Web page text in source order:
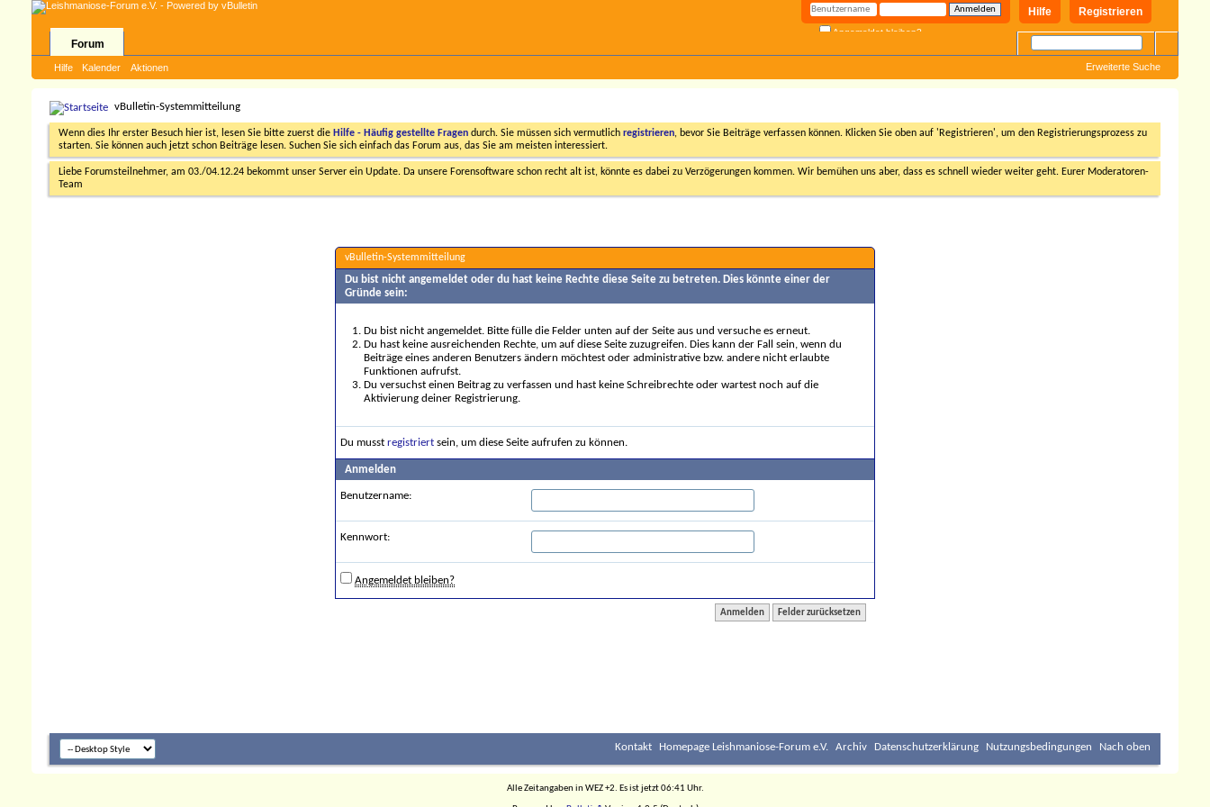
Registrieren
Hilfe
Angemeldet bleiben?
Forum
Hilfe Kalender Aktionen Erweiterte Suche
vBulletin-Systemmitteilung
Wenn dies Ihr erster Besuch hier ist, lesen Sie bitte zuerst die Hilfe - Häufig gestellte Fragen durch. Sie müssen sich vermutlich registrieren, bevor Sie Beiträge verfassen können. Klicken Sie oben auf 'Registrieren', um den Registrierungsprozess zu
starten. Sie können auch jetzt schon Beiträge lesen. Suchen Sie sich einfach das Forum aus, das Sie am meisten interessiert.
Liebe Forumsteilnehmer, am 03./04.12.24 bekommt unser Server ein Update. Da unsere Forensoftware schon recht alt ist, könnte es dabei zu Verzögerungen kommen. Wir bemühen uns aber, dass es schnell wieder weiter geht. Eurer Moderatoren-
Team
vBulletin-Systemmitteilung
Du bist nicht angemeldet oder du hast keine Rechte diese Seite zu betreten. Dies könnte einer der
Gründe sein:
Du bist nicht angemeldet. Bitte fülle die Felder unten auf der Seite aus und versuche es erneut.
Du hast keine ausreichenden Rechte, um auf diese Seite zuzugreifen. Dies kann der Fall sein, wenn du
Beiträge eines anderen Benutzers ändern möchtest oder administrative bzw. andere nicht erlaubte
Funktionen aufrufst.
Du versuchst einen Beitrag zu verfassen und hast keine Schreibrechte oder wartest noch auf die
Aktivierung deiner Registrierung.
Du musst registriert sein, um diese Seite aufrufen zu können.
Anmelden
Benutzername:
Kennwort:
Angemeldet bleiben?
Kontakt Homepage Leishmaniose-Forum e.V. Archiv Datenschutzerklärung Nutzungsbedingungen Nach oben
Alle Zeitangaben in WEZ +2. Es ist jetzt06:41 Uhr.